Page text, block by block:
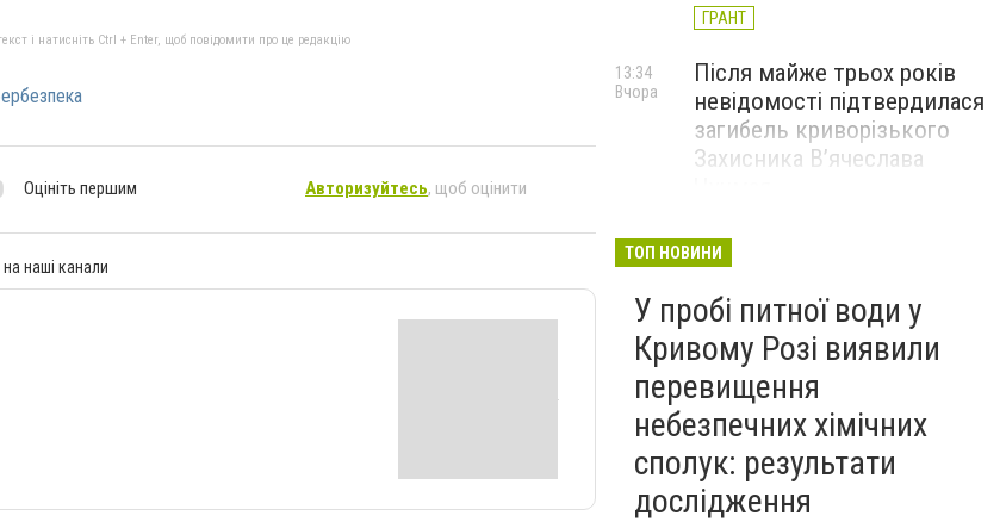
і натисніть Ctrl + Enter, щоб повідомити про це редакцію
Оцініть першим Авторизуйтесь, щоб оцінити
наші канали
ГРАНТ
Після майже трьох років
невідомості підтвердилася
загибель криворізького
Захисника В’ячеслава
13:34
Вчора
У Кривому Розі шукають
знаходиться на балансі
театру ляльок: стартова
ціна — 268 грн на місяць, -
ФОТО
12:36
Вчора
ТОП НОВИНИ
У пробі питної води у
Кривому Розі виявили
перевищення
небезпечних хімічних
сполук: результати
дослідження